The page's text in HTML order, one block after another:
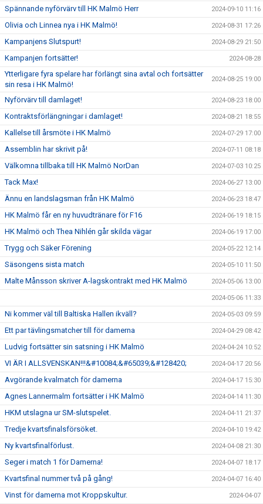
Spännande nyförvärv till HK Malmö Herr 2024-09-10 11:16
Olivia och Linnea nya i HK Malmö! 2024-08-31 17:26
Kampanjens Slutspurt! 2024-08-29 21:50
Kampanjen fortsätter! 2024-08-28
Ytterligare fyra spelare har förlängt sina avtal och fortsätter
sin resa i HK Malmö!
2024-08-25 19:00
Nyförvärv till damlaget! 2024-08-23 18:00
Kontraktsförlängningar i damlaget! 2024-08-21 18:55
Kallelse till årsmöte i HK Malmö 2024-07-29 17:00
Assemblin har skrivit på! 2024-07-11 08:18
Välkomna tillbaka till HK Malmö NorDan 2024-07-03 10:25
Tack Max! 2024-06-27 13:00
Ännu en landslagsman från HK Malmö 2024-06-23 18:47
HK Malmö får en ny huvudtränare för F16 2024-06-19 18:15
HK Malmö och Thea Nihlén går skilda vägar 2024-06-19 17:00
Trygg och Säker Förening 2024-05-22 12:14
Säsongens sista match 2024-05-10 11:50
Malte Månsson skriver A-lagskontrakt med HK Malmö 2024-05-06 13:00
2024-05-06 11:33
Ni kommer väl till Baltiska Hallen ikväll? 2024-05-03 09:59
Ett par tävlingsmatcher till för damerna 2024-04-29 08:42
Ludvig fortsätter sin satsning i HK Malmö 2024-04-24 10:52
VI ÄR I ALLSVENSKAN!!!&#10084;&#65039;&#128420; 2024-04-17 20:56
Avgörande kvalmatch för damerna 2024-04-17 15:30
Agnes Lannermalm fortsätter i HK Malmö 2024-04-14 11:30
HKM utslagna ur SM-slutspelet. 2024-04-11 21:37
Tredje kvartsfinalsförsöket. 2024-04-10 19:42
Ny kvartsfinalförlust. 2024-04-08 21:30
Seger i match 1 för Damerna! 2024-04-07 18:17
Kvartsfinal nummer två på gång! 2024-04-07 16:40
Vinst för damerna mot Kroppskultur. 2024-04-07